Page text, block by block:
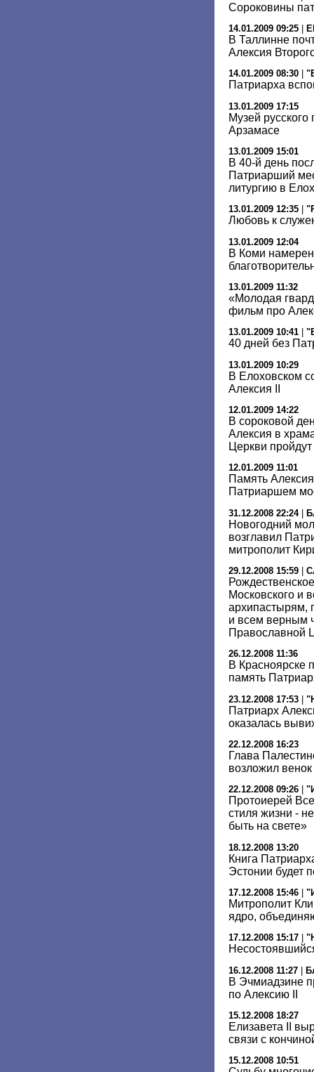
Сороковины
14.01.2009 09:25
В Таллинне
Алексия
14.01.2009 08:30
Патриарха
13.01.2009 17:15
Музей
Арзамасе
13.01.2009 15:01
В 40-й день
Патриарший
литургию в
13.01.2009 12:35
Любовь к
13.01.2009 12:04
В Коми
13.01.2009 11:32
«Молодая
фильм про
13.01.2009 10:41
40 дней без
13.01.2009 10:29
В Елоховском
Алексия II
12.01.2009 14:22
В сороковой
Алексия в
Церкви
12.01.2009 11:01
Память
Патриаршем
31.12.2008 22:24|
Новогодний
возглавил
митрополит
29.12.2008 15:59
Московского и
архипастырям,
и всем верным
Православной
26.12.2008 11:36
В Красноярске
память
23.12.2008 17:53 |
Патриарх
оказалась
22.12.2008 16:23
Глава
возложил
22.12.2008 09:26
Протоиерей
стиля жизни -
быть на свете»
18.12.2008 13:20
Книга
Эстонии будет
17.12.2008 15:46
Митрополит
ядро,
17.12.2008 15:17
16.12.2008 11:27 |
В Эчмиадзине
по Алексию II
15.12.2008 18:27
Елизавета II
связи с
15.12.2008 10:51